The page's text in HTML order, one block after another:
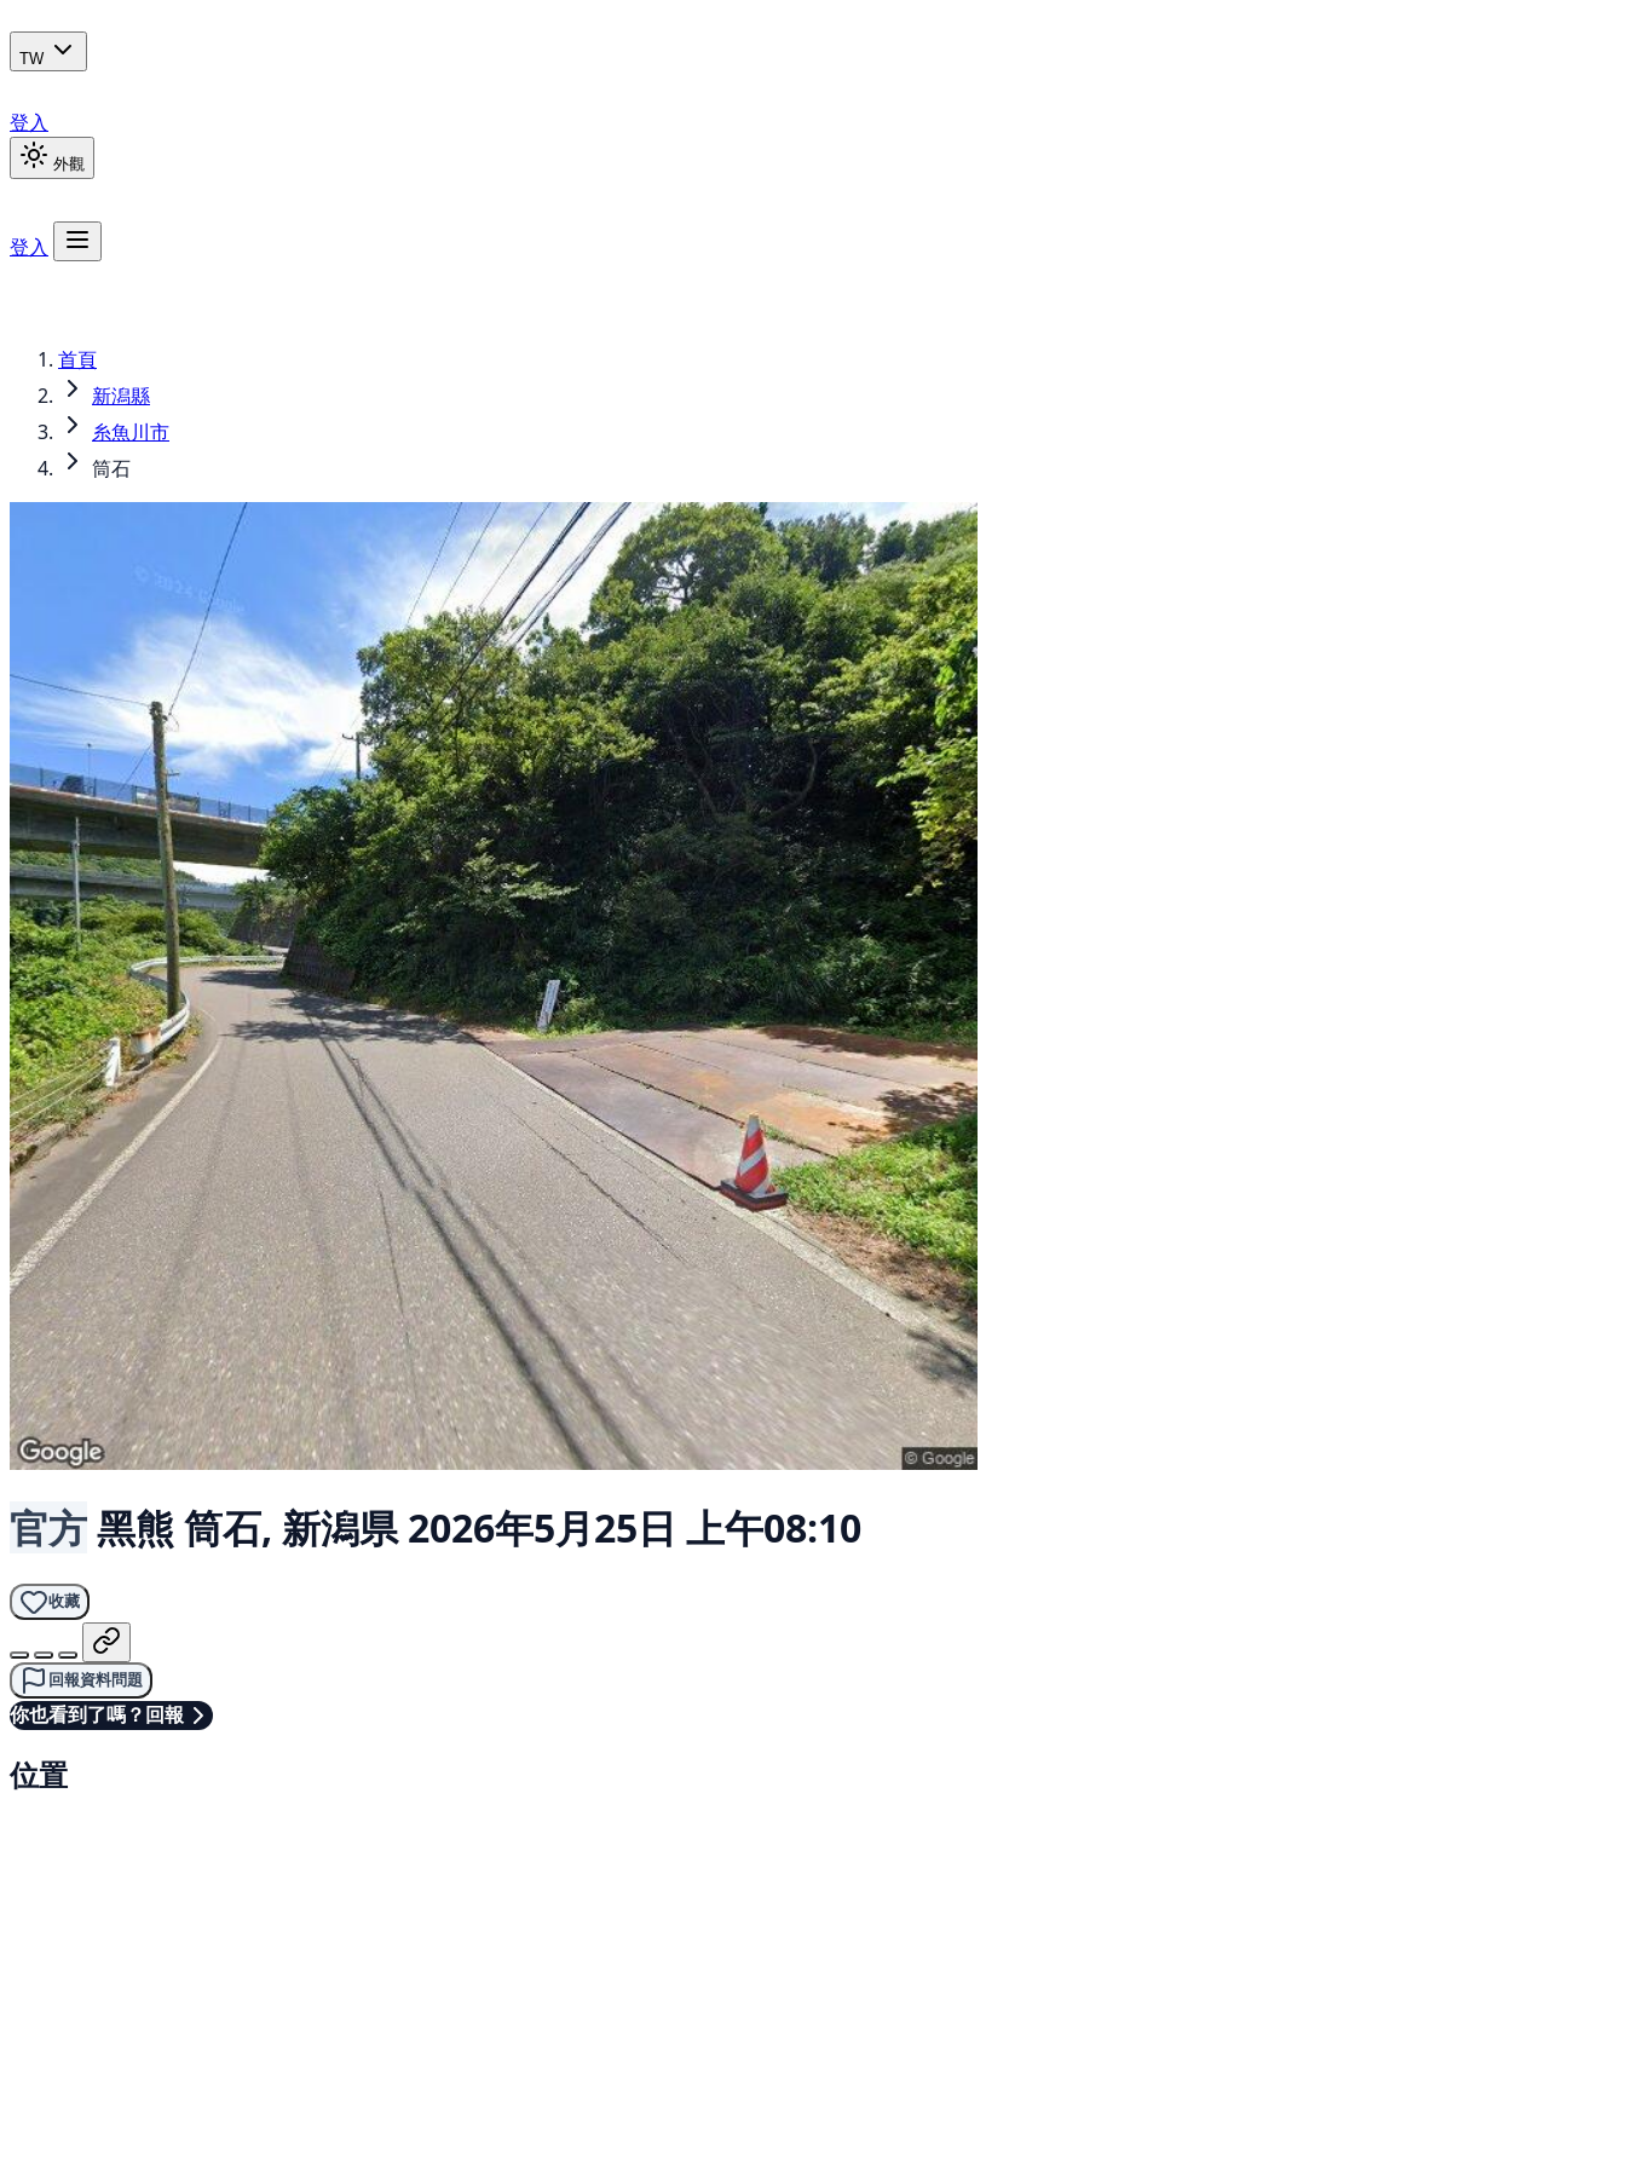
TW
登入
外觀
登入
首頁
新潟縣
糸魚川市
筒石
官方黑熊 筒石, 新潟県 2026年5月25日 上午08:10
收藏
回報資料問題
你也看到了嗎？回報
位置